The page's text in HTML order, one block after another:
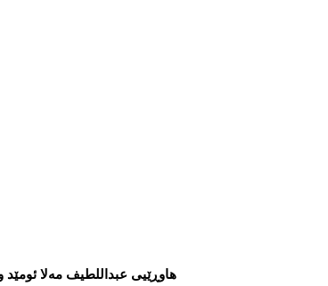
هاوڕێیی عبداللطیف مەلا